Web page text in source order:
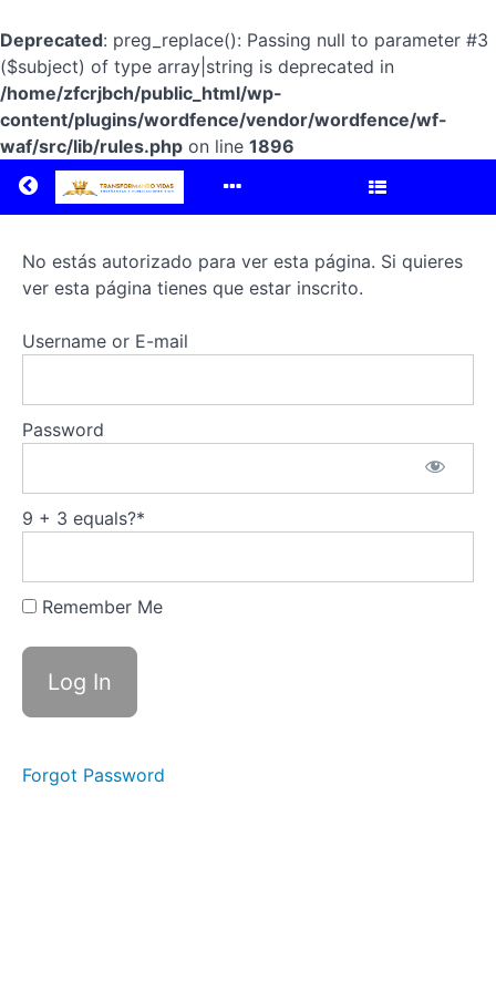
Deprecated: preg_replace(): Passing null to parameter #3
($subject) of type array|string is deprecated in
/home/zfcrjbch/public_html/wp-
content/plugins/wordfence/vendor/wordfence/wf-
waf/src/lib/rules.php on line 1896
Return to all courses
ETN°12
Formando
líderes
reyes
Overview
No estás autorizado para ver esta página. Si quieres
ver esta página tienes que estar inscrito.
Username or E-mail
Password
9 + 3 equals?*
Remember Me
Forgot Password